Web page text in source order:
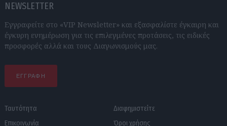
NEWSLETTER
Εγγραφείτε στο «VIP Newsletter» και εξασφαλίστε έγκαιρη και
έγκυρη ενημέρωση για τις επιλεγμένες προτάσεις, τις ειδικές
προσφορές αλλά και τους Διαγωνισμούς μας.
ΕΓΓΡΑΦΗ
Ταυτότητα
Επικοινωνία
Διαφημιστείτε
Όροι χρήσης